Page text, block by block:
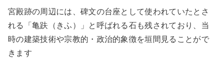
宮殿跡の周辺には、碑文の台座として使われていたとさ
れる「亀趺（きふ）」と呼ばれる石も残されており、当
時の建築技術や宗教的・政治的象徴を垣間見ることがで
きます